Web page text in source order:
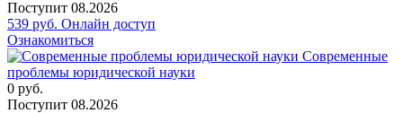
Поступит 08.2026
539 руб. Онлайн доступ
Ознакомиться
Современные
проблемы юридической науки
0 руб.
Поступит 08.2026